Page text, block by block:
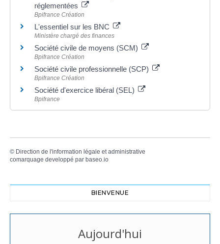
réglementées
Bpifrance Création
L'essentiel sur les BNC
Ministère chargé des finances
Société civile de moyens (SCM)
Bpifrance Création
Société civile professionnelle (SCP)
Bpifrance Création
Société d'exercice libéral (SEL)
Bpifrance
© Direction de l'information légale et administrative
comarquage developpé par baseo.io
BIENVENUE
Aujourd'hui